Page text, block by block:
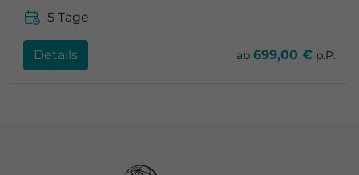
5 Tage
Details ab 699,00 € p.P.